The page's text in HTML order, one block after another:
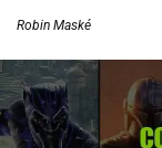
Robin Maské